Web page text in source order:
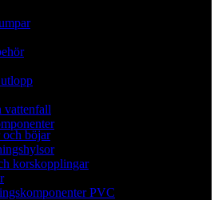
vattenfall
böjar
korskopplingar
PVC